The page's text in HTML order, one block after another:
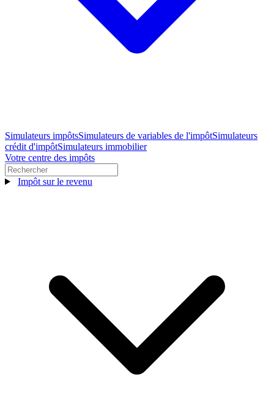
Simulateurs impôtsSimulateurs de variables de l'impôtSimulateurs
crédit d'impôtSimulateurs immobilier
Votre centre des impôts
Impôt sur le revenu